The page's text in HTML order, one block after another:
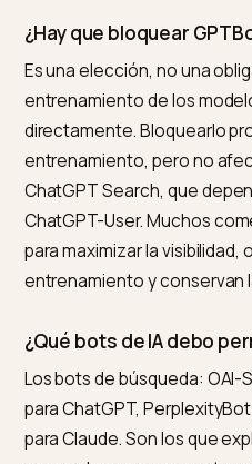
respuesta.
El acceso de los
vender donde el
la guía para
ranquear
WhatsAppparte
Las migraciones
reglas por defecto que
completo para front-
Shopify headless con